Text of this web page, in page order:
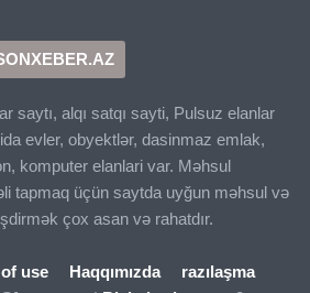
saytı, alqı satqı sayti, Pulsuz elanlar
evler, obyektlər, dasinmaz emlak,
komputer elanlari var. Məhsul
tapmaq üçün saytda uyğun məhsul və
çox asan və rahatdır.
use Haqqımızda
razılaşma